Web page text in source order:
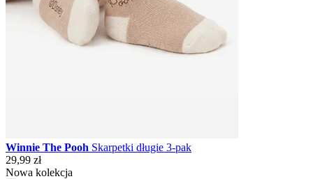
Winnie The Pooh Skarpetki długie 3-pak
29,99 zł
Nowa kolekcja